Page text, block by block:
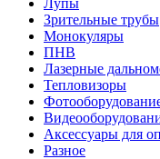
Лупы
Зрительные трубы
Монокуляры
ПНВ
Лазерные
Тепловизоры
Аксессуары для
Разное